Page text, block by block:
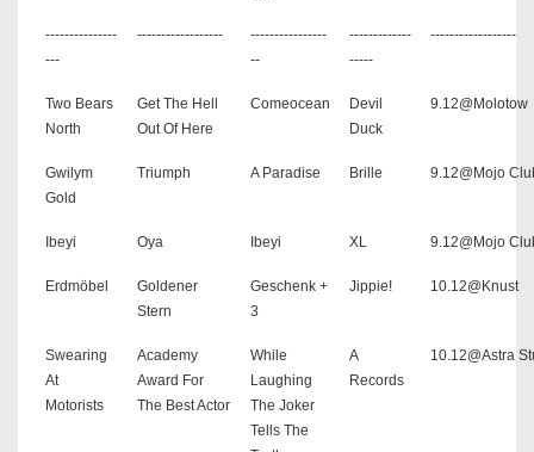
---------------
---
------------------
----------------
--
-------------
-----
------------------
Two Bears
North
Get The Hell
Out Of Here
Comeocean
Devil
Duck
9.12@Molotow
Gwilym
Gold
Triumph A Paradise Brille 9.12@Mojo
Ibeyi Oya Ibeyi XL 9.12@Mojo
Erdmöbel
Goldener
Stern
Geschenk +
3
Jippie! 10.12@Knust
Swearing
At
Motorists
Academy
Award For
The Best Actor
While
Laughing
The Joker
Tells The
A
Records
10.12@Astra